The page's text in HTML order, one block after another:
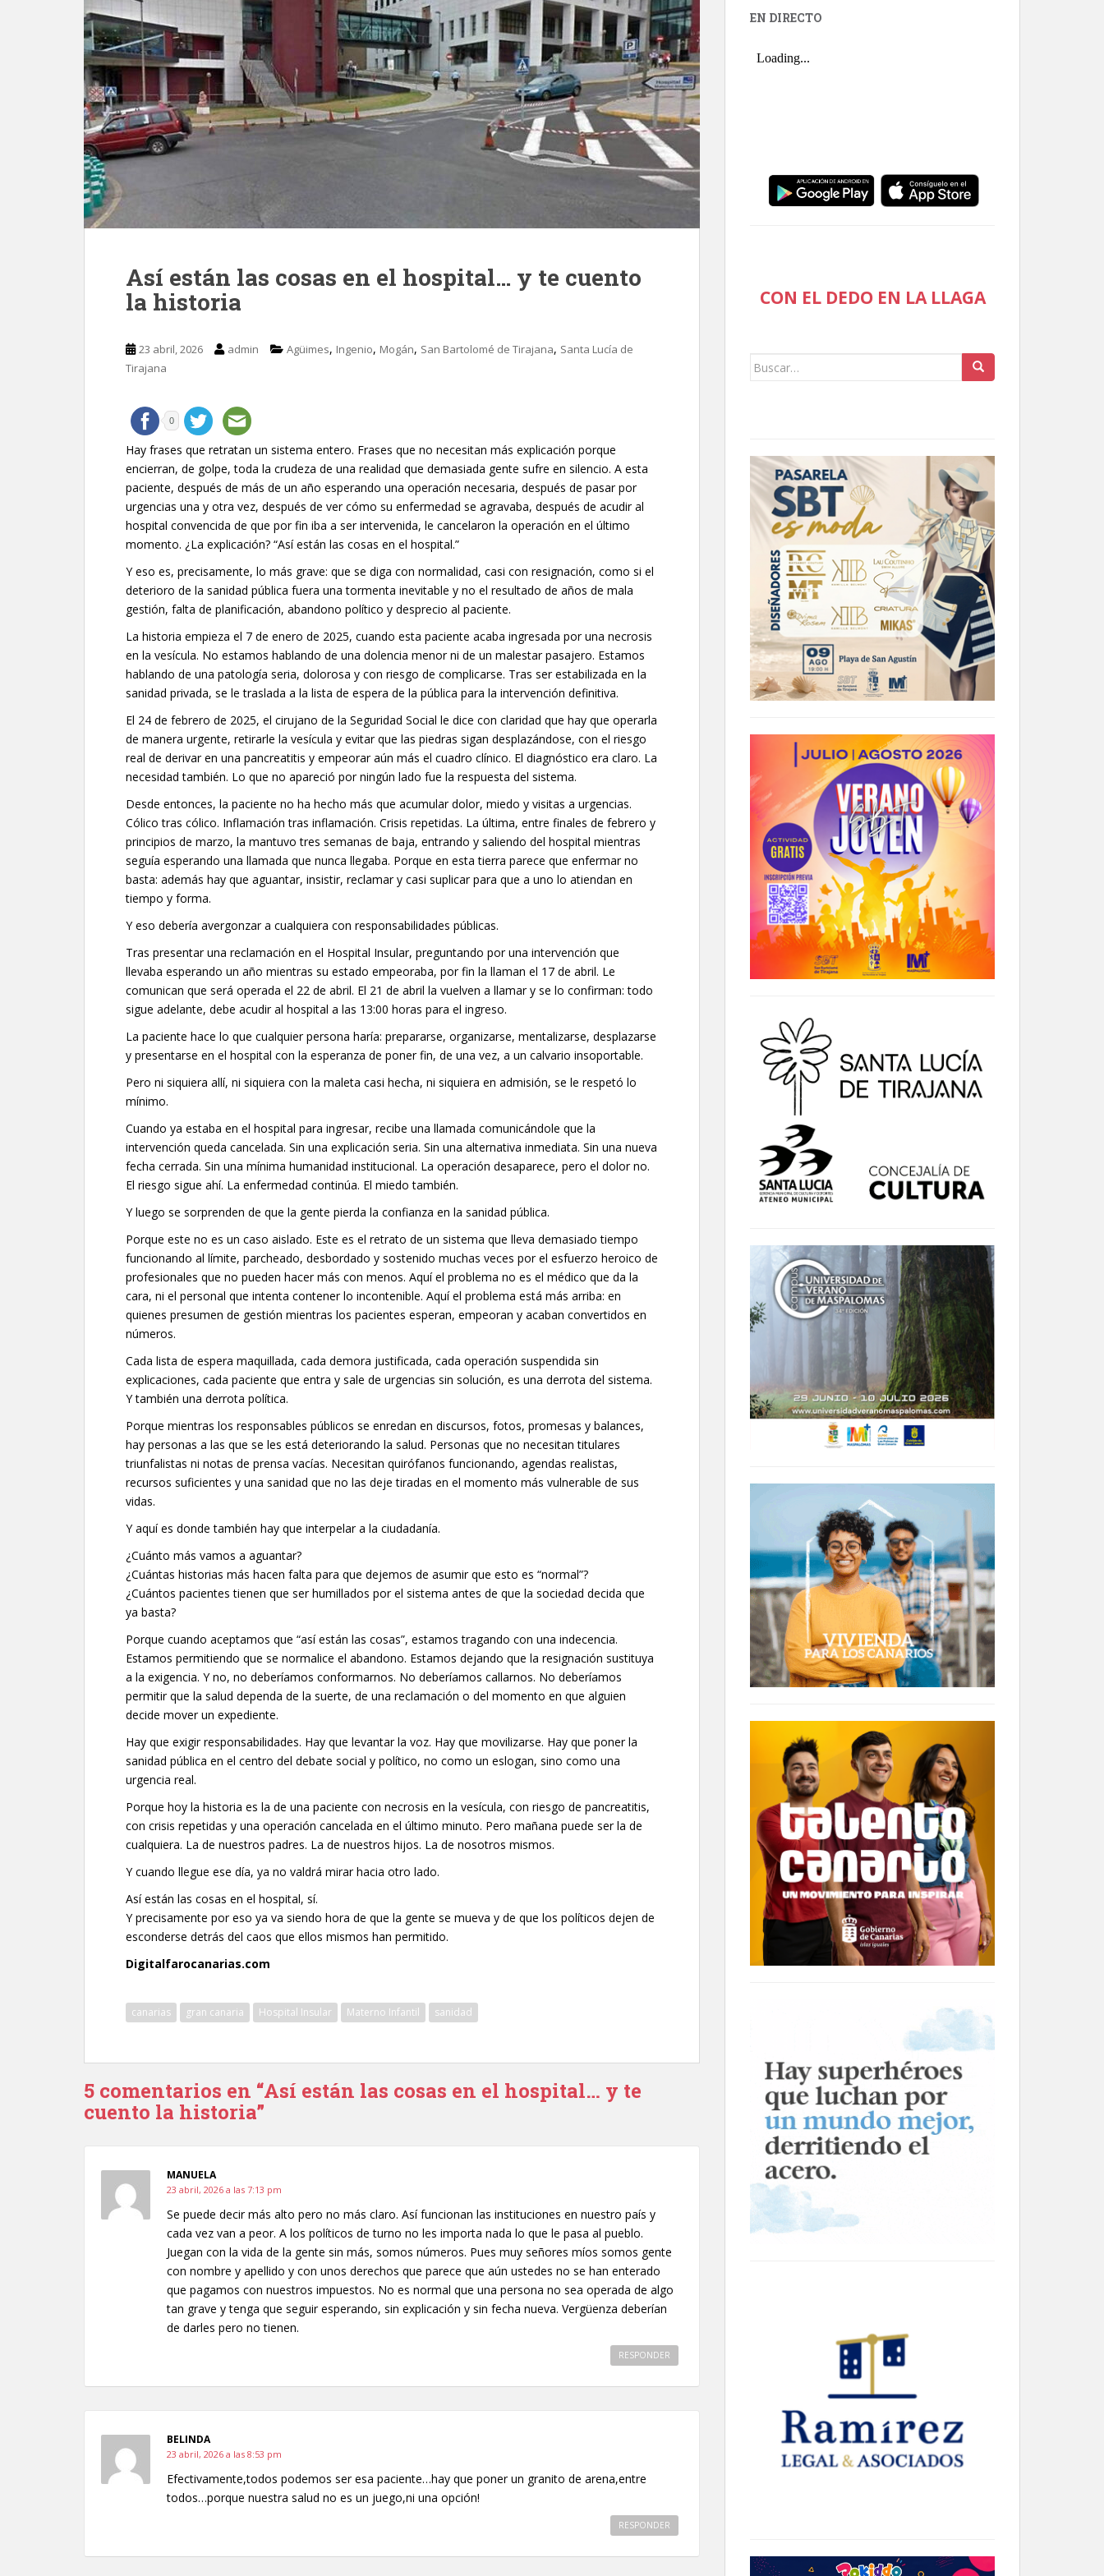
Así están las cosas en el hospital… y te cuento
la historia
23 abril, 2026 admin Agüimes, Ingenio, Mogán, San Bartolomé de Tirajana, Santa Lucía de
Tirajana
0
Hay frases que retratan un sistema entero. Frases que no necesitan más explicación porque
encierran, de golpe, toda la crudeza de una realidad que demasiada gente sufre en silencio. A esta
paciente, después de más de un año esperando una operación necesaria, después de pasar por
urgencias una y otra vez, después de ver cómo su enfermedad se agravaba, después de acudir al
hospital convencida de que por fin iba a ser intervenida, le cancelaron la operación en el último
momento. ¿La explicación? “Así están las cosas en el hospital.”
Y eso es, precisamente, lo más grave: que se diga con normalidad, casi con resignación, como si el
deterioro de la sanidad pública fuera una tormenta inevitable y no el resultado de años de mala
gestión, falta de planificación, abandono político y desprecio al paciente.
La historia empieza el 7 de enero de 2025, cuando esta paciente acaba ingresada por una necrosis
en la vesícula. No estamos hablando de una dolencia menor ni de un malestar pasajero. Estamos
hablando de una patología seria, dolorosa y con riesgo de complicarse. Tras ser estabilizada en la
sanidad privada, se le traslada a la lista de espera de la pública para la intervención definitiva.
El 24 de febrero de 2025, el cirujano de la Seguridad Social le dice con claridad que hay que operarla
de manera urgente, retirarle la vesícula y evitar que las piedras sigan desplazándose, con el riesgo
real de derivar en una pancreatitis y empeorar aún más el cuadro clínico. El diagnóstico era claro. La
necesidad también. Lo que no apareció por ningún lado fue la respuesta del sistema.
Desde entonces, la paciente no ha hecho más que acumular dolor, miedo y visitas a urgencias.
Cólico tras cólico. Inflamación tras inflamación. Crisis repetidas. La última, entre finales de febrero y
principios de marzo, la mantuvo tres semanas de baja, entrando y saliendo del hospital mientras
seguía esperando una llamada que nunca llegaba. Porque en esta tierra parece que enfermar no
basta: además hay que aguantar, insistir, reclamar y casi suplicar para que a uno lo atiendan en
tiempo y forma.
Y eso debería avergonzar a cualquiera con responsabilidades públicas.
Tras presentar una reclamación en el Hospital Insular, preguntando por una intervención que
llevaba esperando un año mientras su estado empeoraba, por fin la llaman el 17 de abril. Le
comunican que será operada el 22 de abril. El 21 de abril la vuelven a llamar y se lo confirman: todo
sigue adelante, debe acudir al hospital a las 13:00 horas para el ingreso.
La paciente hace lo que cualquier persona haría: prepararse, organizarse, mentalizarse, desplazarse
y presentarse en el hospital con la esperanza de poner fin, de una vez, a un calvario insoportable.
Pero ni siquiera allí, ni siquiera con la maleta casi hecha, ni siquiera en admisión, se le respetó lo
mínimo.
Cuando ya estaba en el hospital para ingresar, recibe una llamada comunicándole que la
intervención queda cancelada. Sin una explicación seria. Sin una alternativa inmediata. Sin una nueva
fecha cerrada. Sin una mínima humanidad institucional. La operación desaparece, pero el dolor no.
El riesgo sigue ahí. La enfermedad continúa. El miedo también.
Y luego se sorprenden de que la gente pierda la confianza en la sanidad pública.
Porque este no es un caso aislado. Este es el retrato de un sistema que lleva demasiado tiempo
funcionando al límite, parcheado, desbordado y sostenido muchas veces por el esfuerzo heroico de
profesionales que no pueden hacer más con menos. Aquí el problema no es el médico que da la
cara, ni el personal que intenta contener lo incontenible. Aquí el problema está más arriba: en
quienes presumen de gestión mientras los pacientes esperan, empeoran y acaban convertidos en
números.
Cada lista de espera maquillada, cada demora justificada, cada operación suspendida sin
explicaciones, cada paciente que entra y sale de urgencias sin solución, es una derrota del sistema.
Y también una derrota política.
Porque mientras los responsables públicos se enredan en discursos, fotos, promesas y balances,
hay personas a las que se les está deteriorando la salud. Personas que no necesitan titulares
triunfalistas ni notas de prensa vacías. Necesitan quirófanos funcionando, agendas realistas,
recursos suficientes y una sanidad que no las deje tiradas en el momento más vulnerable de sus
vidas.
Y aquí es donde también hay que interpelar a la ciudadanía.
¿Cuánto más vamos a aguantar?
¿Cuántas historias más hacen falta para que dejemos de asumir que esto es “normal”?
¿Cuántos pacientes tienen que ser humillados por el sistema antes de que la sociedad decida que
ya basta?
Porque cuando aceptamos que “así están las cosas”, estamos tragando con una indecencia.
Estamos permitiendo que se normalice el abandono. Estamos dejando que la resignación sustituya
a la exigencia. Y no, no deberíamos conformarnos. No deberíamos callarnos. No deberíamos
permitir que la salud dependa de la suerte, de una reclamación o del momento en que alguien
decide mover un expediente.
Hay que exigir responsabilidades. Hay que levantar la voz. Hay que movilizarse. Hay que poner la
sanidad pública en el centro del debate social y político, no como un eslogan, sino como una
urgencia real.
Porque hoy la historia es la de una paciente con necrosis en la vesícula, con riesgo de pancreatitis,
con crisis repetidas y una operación cancelada en el último minuto. Pero mañana puede ser la de
cualquiera. La de nuestros padres. La de nuestros hijos. La de nosotros mismos.
Y cuando llegue ese día, ya no valdrá mirar hacia otro lado.
Así están las cosas en el hospital, sí.
Y precisamente por eso ya va siendo hora de que la gente se mueva y de que los políticos dejen de
esconderse detrás del caos que ellos mismos han permitido.
Digitalfarocanarias.com
canarias gran canaria Hospital Insular Materno Infantil sanidad
5 comentarios en “Así están las cosas en el hospital… y te
cuento la historia”
MANUELA
23 abril, 2026 a las 7:13 pm
Se puede decir más alto pero no más claro. Así funcionan las instituciones en nuestro país y
cada vez van a peor. A los políticos de turno no les importa nada lo que le pasa al pueblo.
Juegan con la vida de la gente sin más, somos números. Pues muy señores míos somos gente
con nombre y apellido y con unos derechos que parece que aún ustedes no se han enterado
que pagamos con nuestros impuestos. No es normal que una persona no sea operada de algo
tan grave y tenga que seguir esperando, sin explicación y sin fecha nueva. Vergüenza deberían
de darles pero no tienen.
RESPONDER
BELINDA
23 abril, 2026 a las 8:53 pm
Efectivamente,todos podemos ser esa paciente…hay que poner un granito de arena,entre
todos…porque nuestra salud no es un juego,ni una opción!
RESPONDER
EN DIRECTO
CON EL DEDO EN LA LLAGA
Buscar: